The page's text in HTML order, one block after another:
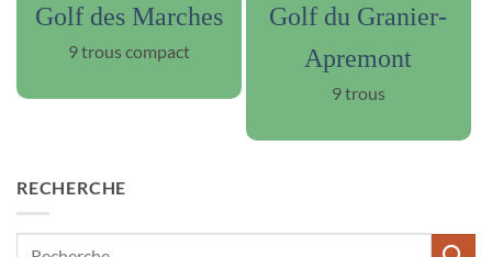
Golf des Marches
9 trous compact
Golf du Granier-
Apremont
9 trous
RECHERCHE